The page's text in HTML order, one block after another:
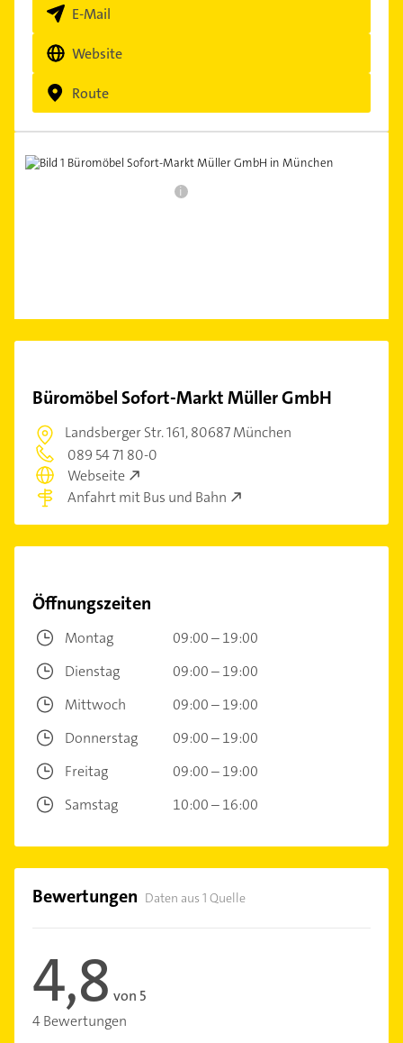
E-Mail
Website
Route
i
Büromöbel Sofort-Markt Müller GmbH
Landsberger Str. 161,80687 München
089 54 71 80-0
Webseite
Anfahrt mit Bus und Bahn
Öffnungszeiten
Montag
09:00 – 19:00
Dienstag
09:00 – 19:00
Mittwoch
09:00 – 19:00
Donnerstag
09:00 – 19:00
Freitag
09:00 – 19:00
Samstag
10:00 – 16:00
Bewertungen Daten aus 1 Quelle
4,8 von 5
4 Bewertungen